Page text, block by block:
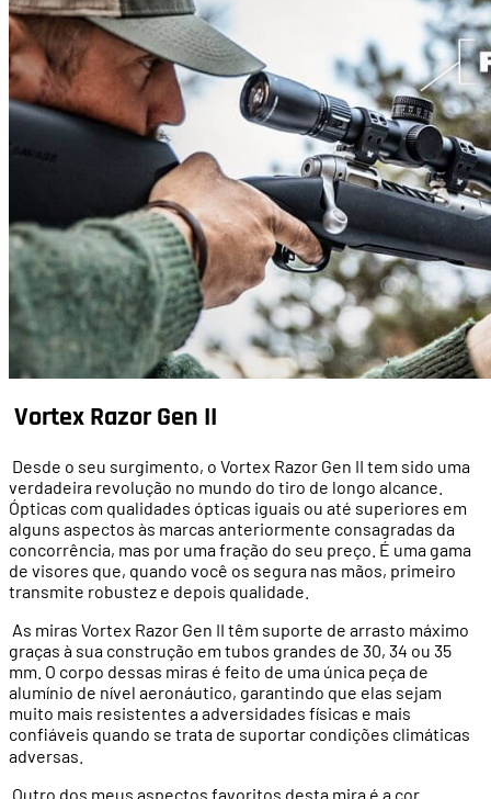
Vortex Razor Gen II
Desde o seu surgimento, o Vortex Razor Gen II tem sido uma
verdadeira revolução no mundo do tiro de longo alcance.
Ópticas com qualidades ópticas iguais ou até superiores em
alguns aspectos às marcas anteriormente consagradas da
concorrência, mas por uma fração do seu preço. É uma gama
de visores que, quando você os segura nas mãos, primeiro
transmite robustez e depois qualidade.
As miras Vortex Razor Gen II têm suporte de arrasto máximo
graças à sua construção em tubos grandes de 30, 34 ou 35
mm. O corpo dessas miras é feito de uma única peça de
alumínio de nível aeronáutico, garantindo que elas sejam
muito mais resistentes a adversidades físicas e mais
confiáveis quando se trata de suportar condições climáticas
adversas.
Outro dos meus aspectos favoritos desta mira é a cor